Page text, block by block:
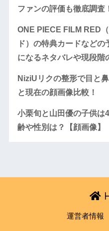
ファンの評価も徹底調査
ONE PIECE FILM RED
ド）の特典カードなど
になるネタバレや現段階
NiziUリクの整形で目と
と現在の顔画像比較！
小栗旬と山田優の子供は
齢や性別は？【顔画像】
運営者情報